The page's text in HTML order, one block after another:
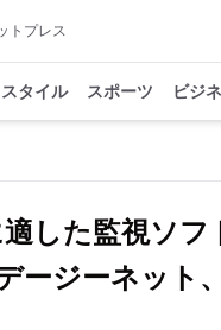
トプレス
タイル スポーツ ビジ
した監視ソ
ージーネット